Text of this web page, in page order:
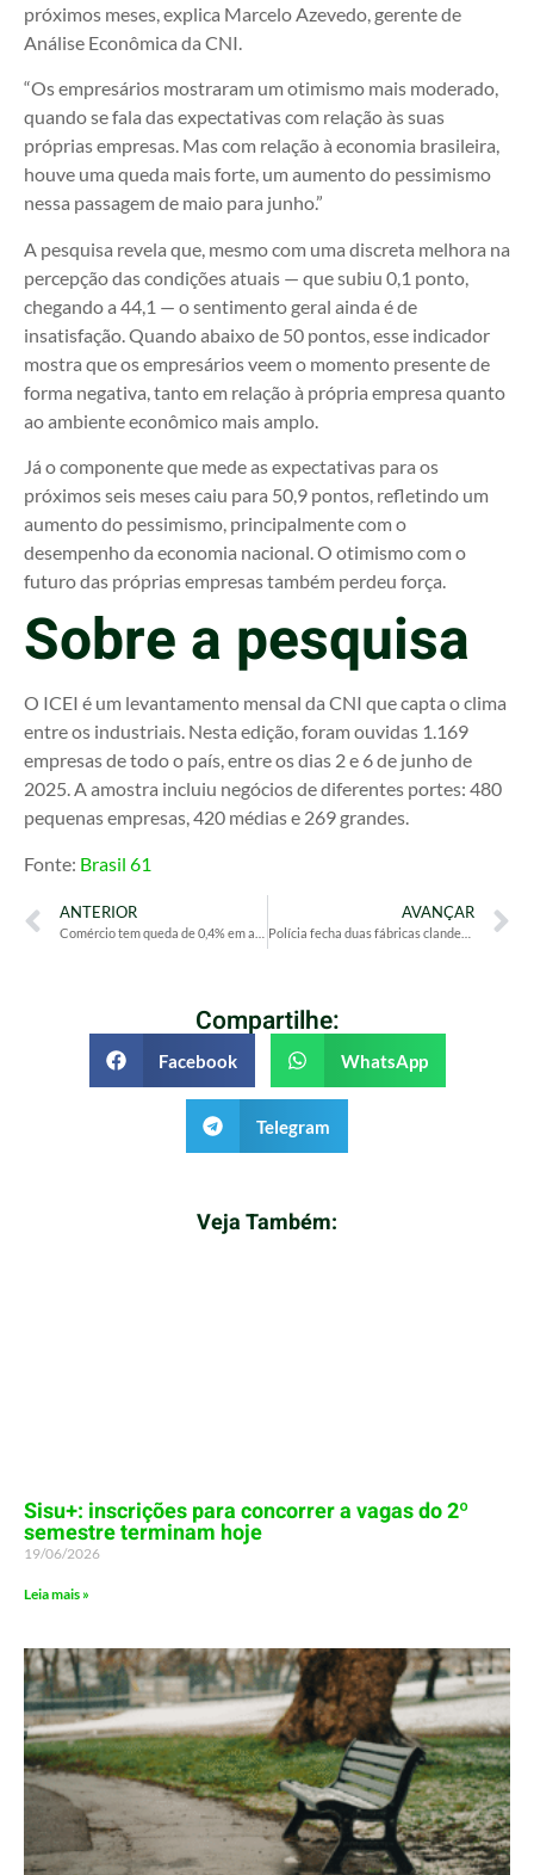
próximos meses, explica Marcelo Azevedo, gerente de
Análise Econômica da CNI.
“Os empresários mostraram um otimismo mais moderado,
quando se fala das expectativas com relação às suas
próprias empresas. Mas com relação à economia brasileira,
houve uma queda mais forte, um aumento do pessimismo
nessa passagem de maio para junho.”
A pesquisa revela que, mesmo com uma discreta melhora na
percepção das condições atuais — que subiu 0,1 ponto,
chegando a 44,1 — o sentimento geral ainda é de
insatisfação. Quando abaixo de 50 pontos, esse indicador
mostra que os empresários veem o momento presente de
forma negativa, tanto em relação à própria empresa quanto
ao ambiente econômico mais amplo.
Já o componente que mede as expectativas para os
próximos seis meses caiu para 50,9 pontos, refletindo um
aumento do pessimismo, principalmente com o
desempenho da economia nacional. O otimismo com o
futuro das próprias empresas também perdeu força.
Sobre a pesquisa
O ICEI é um levantamento mensal da CNI que capta o clima
entre os industriais. Nesta edição, foram ouvidas 1.169
empresas de todo o país, entre os dias 2 e 6 de junho de
2025. A amostra incluiu negócios de diferentes portes: 480
pequenas empresas, 420 médias e 269 grandes.
Fonte: Brasil 61
ANTERIOR AVANÇAR
Polícia fecha duas fábricas clandestinas de cosméticos no Rio
Compartilhe:
Facebook WhatsApp
Telegram
Veja Também:
Sisu+: inscrições para concorrer a vagas do 2º
semestre terminam hoje
19/06/2026
Leia mais »